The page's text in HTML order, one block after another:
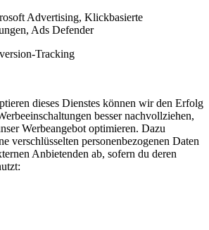
Advertising, Klickbasierte
Ads Defender
Tracking
dieses Dienstes können wir den Erfolg
besser nachvollziehen,
Werbeangebot optimieren. Dazu
verschlüsselten personenbezogenen Daten
Anbietenden ab, sofern du deren